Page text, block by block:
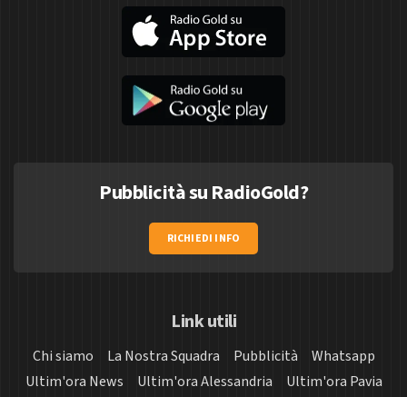
Pubblicità su RadioGold?
RICHIEDI INFO
Link utili
Chi siamo La Nostra Squadra Pubblicità
Whatsapp
Ultim'ora News
Ultim'ora Alessandria
Ultim'ora Pavia